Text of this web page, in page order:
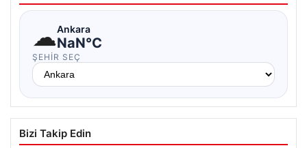
☁Ankara
NaN°C
ŞEHIR SEÇ
Bizi Takip Edin